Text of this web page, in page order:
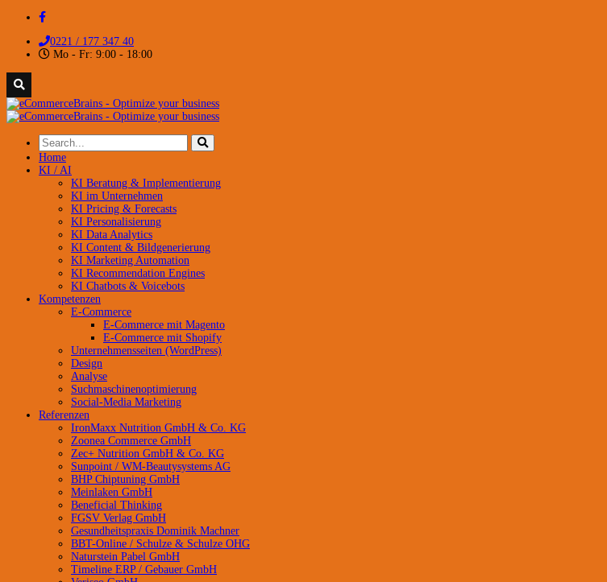
0221 / 177 347 40
Mo - Fr: 9:00 - 18:00
Home
KI / AI
KI Beratung & Implementierung
KI im Unternehmen
KI Pricing & Forecasts
KI Personalisierung
KI Data Analytics
KI Content & Bildgenerierung
KI Marketing Automation
KI Recommendation Engines
KI Chatbots & Voicebots
Kompetenzen
E-Commerce
E-Commerce mit Magento
E-Commerce mit Shopify
Unternehmensseiten (WordPress)
Design
Analyse
Suchmaschinenoptimierung
Social-Media Marketing
Referenzen
IronMaxx Nutrition GmbH & Co. KG
Zoonea Commerce GmbH
Zec+ Nutrition GmbH & Co. KG
Sunpoint / WM-Beautysystems AG
BHP Chiptuning GmbH
Meinlaken GmbH
Beneficial Thinking
FGSV Verlag GmbH
Gesundheitspraxis Dominik Machner
BBT-Online / Schulze & Schulze OHG
Naturstein Pabel GmbH
Timeline ERP / Gebauer GmbH